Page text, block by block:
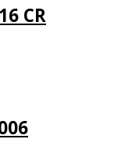
CR